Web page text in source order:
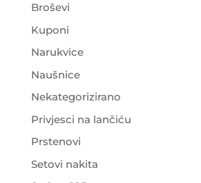
Broševi
Kuponi
Narukvice
Naušnice
Nekategorizirano
Privjesci na lančiću
Prstenovi
Setovi nakita